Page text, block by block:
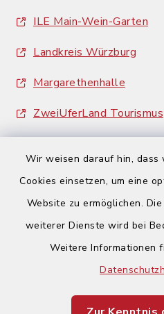
Wir weisen darauf hin,
Cookies einsetzen, um eine
Website zu ermöglichen.
weiterer Dienste wird bei
Weitere Informationen
ILE Main-Wein-Garten
Landkreis Würzburg
Margarethenhalle
ZweiUferLand Tourismus